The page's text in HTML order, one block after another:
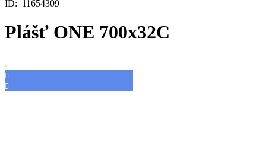
ID: 11654309
Plášť ONE 700x32C